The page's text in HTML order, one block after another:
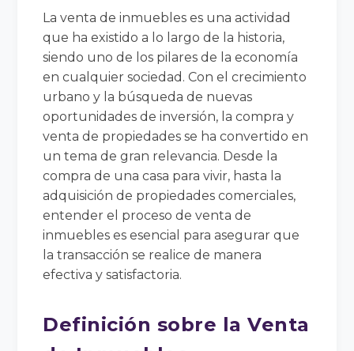
La venta de inmuebles es una actividad
que ha existido a lo largo de la historia,
siendo uno de los pilares de la economía
en cualquier sociedad. Con el crecimiento
urbano y la búsqueda de nuevas
oportunidades de inversión, la compra y
venta de propiedades se ha convertido en
un tema de gran relevancia. Desde la
compra de una casa para vivir, hasta la
adquisición de propiedades comerciales,
entender el proceso de venta de
inmuebles es esencial para asegurar que
la transacción se realice de manera
efectiva y satisfactoria.
Definición sobre la Venta